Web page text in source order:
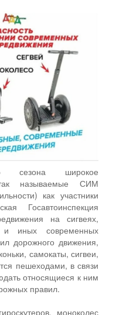
сезона широкое
называемые СИМ
как участники
Госавтоинспекция
на сигвеях,
и иных современных
дорожного движения,
самокаты, сигвеи,
пешеходами, в связи
относящиеся к ним
правил.
моноколес